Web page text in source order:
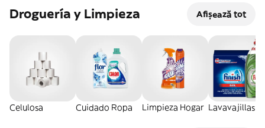
Droguería y Limpieza Afișează tot
Celulosa Cuidado Ropa Limpieza Hogar Lavavajillas